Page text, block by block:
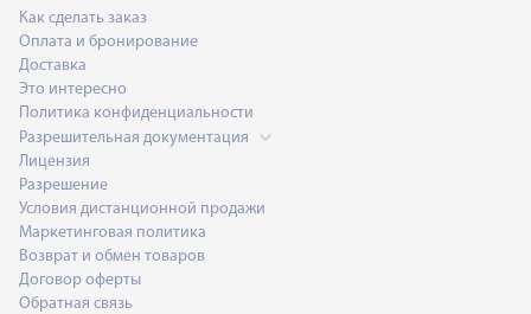
Как сделать заказ
Оплата и бронирование
Доставка
Это интересно
Политика конфиденциальности
Разрешительная документация
Лицензия
Разрешение
Условия дистанционной продажи
Маркетинговая политика
Возврат и обмен товаров
Договор оферты
Обратная связь